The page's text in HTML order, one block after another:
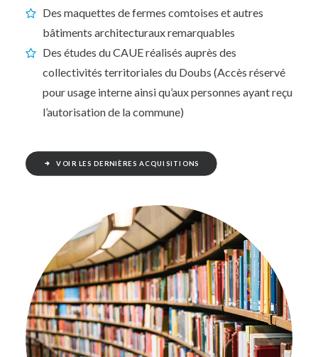
Des maquettes de fermes comtoises et autres
bâtiments architecturaux remarquables
Des études du CAUE réalisés auprès des
collectivités territoriales du Doubs (Accès réservé
pour usage interne ainsi qu’aux personnes ayant reçu
l’autorisation de la commune)
VOIR LES DERNIÈRES ACQUISITIONS